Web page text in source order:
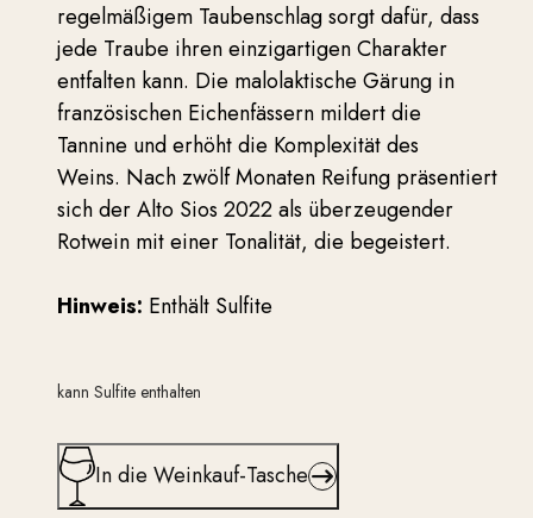
regelmäßigem Taubenschlag sorgt dafür, dass
jede Traube ihren einzigartigen Charakter
entfalten kann. Die malolaktische Gärung in
französischen Eichenfässern mildert die
Tannine und erhöht die Komplexität des
Weins. Nach zwölf Monaten Reifung präsentiert
sich der Alto Sios 2022 als überzeugender
Rotwein mit einer Tonalität, die begeistert.
Hinweis: Enthält Sulfite
kann Sulfite enthalten
In die Weinkauf-Tasche